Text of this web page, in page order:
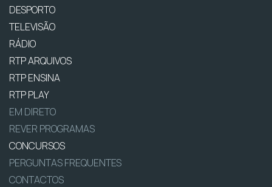
DESPORTO
TELEVISÃO
RÁDIO
RTP ARQUIVOS
RTP ENSINA
RTP PLAY
EM DIRETO
REVER PROGRAMAS
CONCURSOS
PERGUNTAS FREQUENTES
CONTACTOS